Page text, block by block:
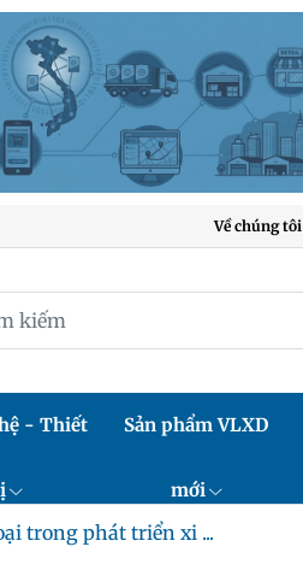
Về chúng tôi
- Thiết Sản phẩm VLXD
mới
trong phát triển xi ...